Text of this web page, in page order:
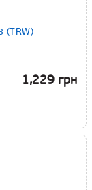
(TRW)
1,229 грн